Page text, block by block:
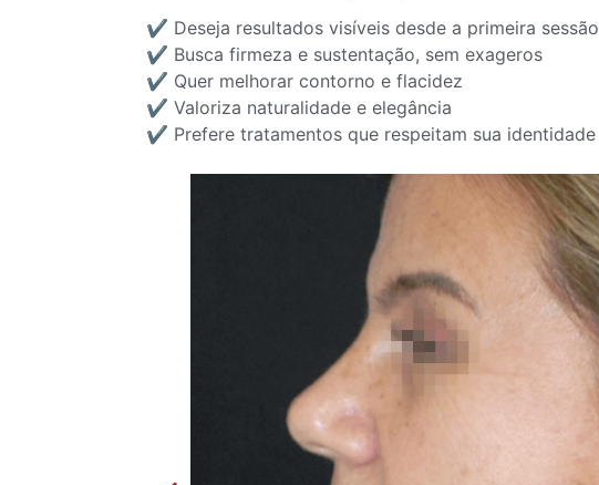
✔️ Deseja resultados visíveis desde a primeira sessão
✔️ Busca firmeza e sustentação, sem exageros
✔️ Quer melhorar contorno e flacidez
✔️ Valoriza naturalidade e elegância
✔️ Prefere tratamentos que respeitam sua identidade